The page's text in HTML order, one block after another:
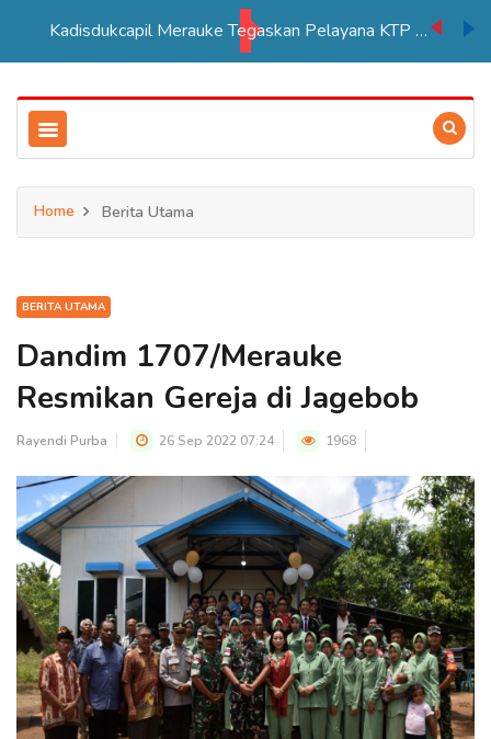
Kadisdukcapil Merauke Tegaskan Pelayana KTP Sesuai SOP
Home Berita Utama
BERITA UTAMA
Dandim 1707/Merauke
Resmikan Gereja di Jagebob
Rayendi Purba 26 Sep 2022 07:24 1968